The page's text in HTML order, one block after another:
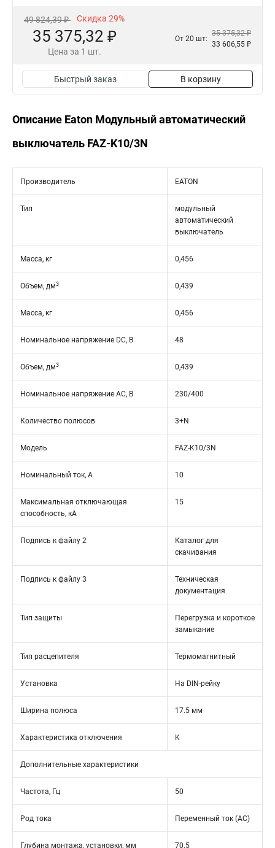
49 824,39 ₽ Скидка 29%
35 375,32 ₽
Цена за 1 шт.
От 20 шт:
35 375,32 ₽
33 606,55 ₽
Быстрый заказ В корзину
Описание Eaton Модульный автоматический
выключатель FAZ-K10/3N
Производитель EATON
Тип
модульный
автоматический
выключатель
Масса, кг 0,456
Объем, дм3 0,439
Масса, кг 0,456
Номинальное напряжение DC, В 48
Объем, дм3 0,439
Номинальное напряжение АС, В 230/400
Количество полюсов 3+N
Модель FAZ-K10/3N
Номинальный ток, А 10
Максимальная отключающая
способность, кА
15
Подпись к файлу 2
Каталог для
скачивания
Подпись к файлу 3
Техническая
документация
Тип защиты
Перегрузка и короткое
замыкание
Тип расцепителя Термомагнитный
Установка На DIN-рейку
Ширина полюса 17.5 мм
Характеристика отключения K
Дополнительные характеристики
Частота, Гц 50
Род тока Переменный ток (AC)
Глубина монтажа, установки, мм 70.5